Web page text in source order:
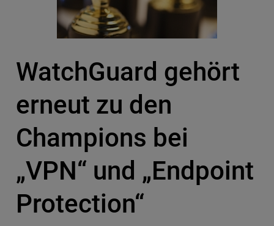
WatchGuard gehört
erneut zu den
Champions bei
„VPN“ und „Endpoint
Protection“